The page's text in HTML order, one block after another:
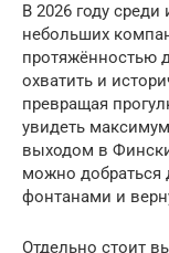
В 2026 году
небольших
протяжённостью
охватить и
превращая
увидеть
выходом в
можно добраться
фонтанами и
Отдельно стоит